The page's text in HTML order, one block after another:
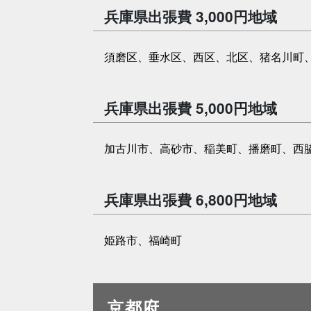
兵庫県出張費 3,000円地域
須磨区、垂水区、西区、北区、猪名川町
兵庫県出張費 5,000円地域
加古川市、高砂市、稲美町、播磨町、西
兵庫県出張費 6,800円地域
姫路市、福崎町